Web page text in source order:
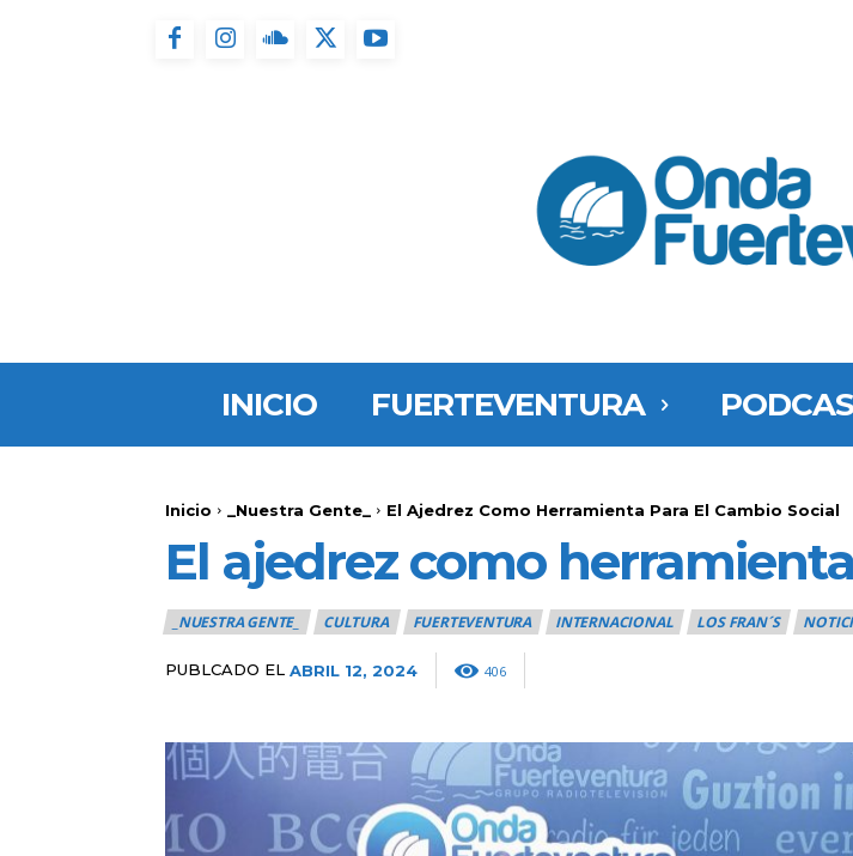
INICIO FUERTEVENTURA
Inicio _Nuestra Gente_ El Ajedrez Como Herramienta Para El Cambio Social
El ajedrez como
_NUESTRA GENTE_ CULTURA FUERTEVENTURA INTERNACIONAL LOS FRAN´S
PUBLCADO EL ABRIL 12, 2024 406